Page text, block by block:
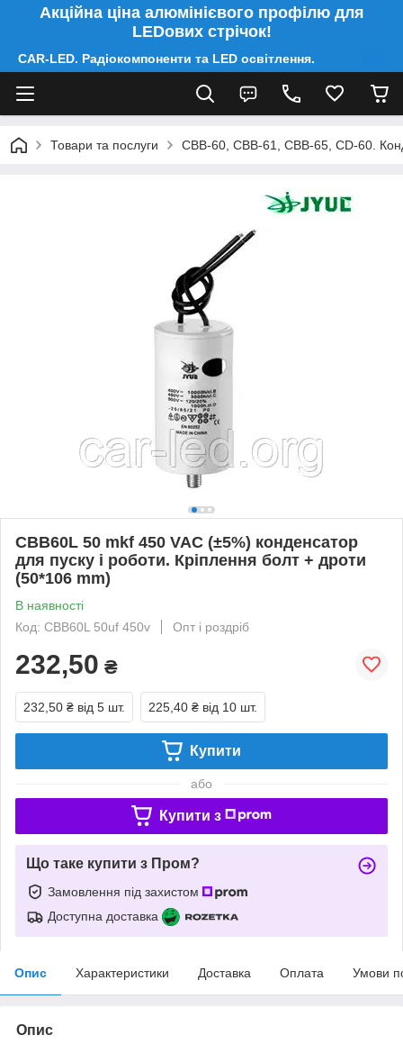
Акційна ціна алюмінієвого профілю для
LEDових стрічок!
CAR-LED. Радіокомпоненти та LED освітлення.
Товари та послуги CBB-60, CBB-61, CBB-65, CD-60.
CBB60L 50 mkf 450 VAC (±5%) конденсатор
для пуску і роботи. Кріплення болт + дроти
(50*106 mm)
В наявності
Код: CBB60L 50uf 450v
Опт і роздріб
232,50 ₴
232,50 ₴ від 5 шт. 225,40 ₴ від 10 шт.
Купити
або
Купити з
Що таке купити з Пром?
Замовлення під захистом
Доступна доставка
Опис Характеристики Доставка Оплата Умови
Опис